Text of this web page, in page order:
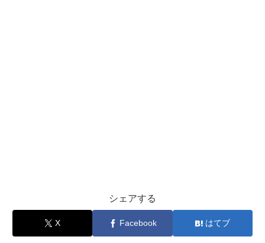
シェアする
X Facebook はてブ